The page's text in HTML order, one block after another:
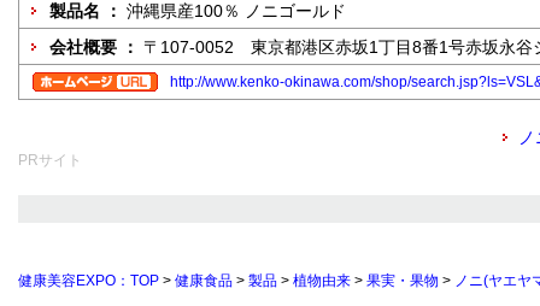
製品名 ： 沖縄県産100％ ノニゴールド
会社概要 ： 〒107-0052 東京都港区赤坂1丁目8番1号赤坂永谷
http://www.kenko-okinawa.com/shop/
PRサイト
健康美容EXPO：TOP > 健康食品 > 製品 > 植物由来 > 果実・果物 > ノニ(ヤエヤ